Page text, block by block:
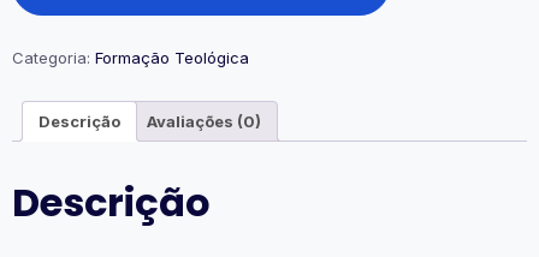
Cristo
Categoria: Formação Teológica
Descrição Avaliações (0)
Descrição